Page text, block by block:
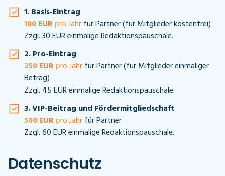
1. Basis-Eintrag
100 EURpro Jahrfür Partner (für Mitglieder kostenfrei)
Zzgl. 30 EUR einmalige Redaktionspauschale.
2. Pro-Eintrag
250 EURpro Jahrfür Partner (für Mitglieder einmaliger
Betrag)
Zzgl. 45 EUR einmalige Redaktionspauschale.
3. VIP-Beitrag und Fördermitgliedschaft
500 EURpro Jahrfür Partner
Zzgl. 60 EUR einmalige Redaktionspauschale.
Datenschutz